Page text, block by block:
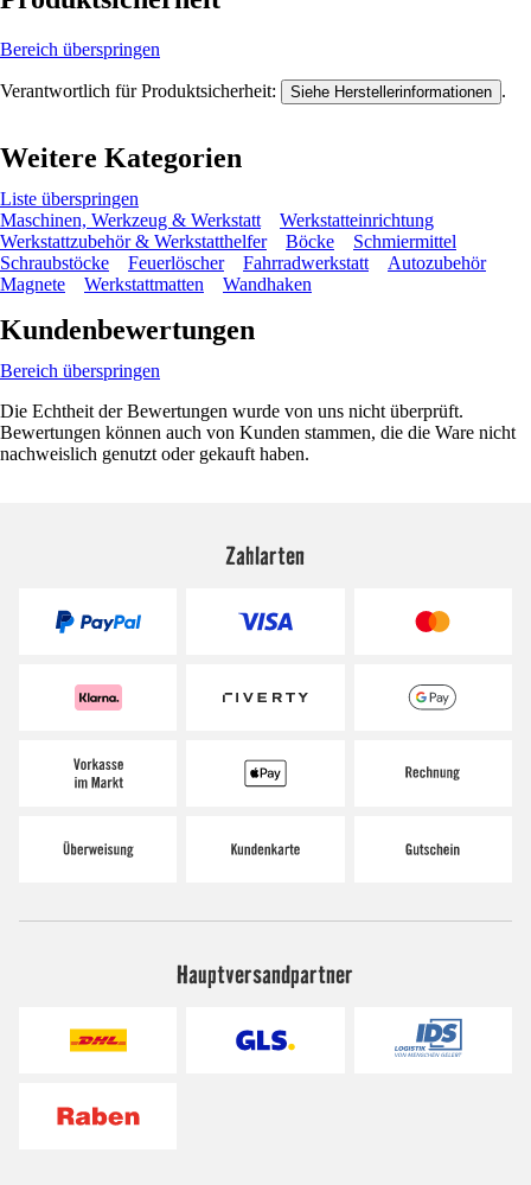
Bereich überspringen
Verantwortlich für Produktsicherheit: Siehe Herstellerinformationen .
Weitere Kategorien
Liste überspringen
Maschinen, Werkzeug & Werkstatt
Werkstatteinrichtung
Werkstattzubehör & Werkstatthelfer
Böcke
Schmiermittel
Schraubstöcke
Feuerlöscher Fahrradwerkstatt
Autozubehör
Magnete
Werkstattmatten Wandhaken
Kundenbewertungen
Bereich überspringen
Die Echtheit der Bewertungen wurde von uns nicht überprüft.
Bewertungen können auch von Kunden stammen, die die Ware nicht
nachweislich genutzt oder gekauft haben.
Zahlarten
Hauptversandpartner